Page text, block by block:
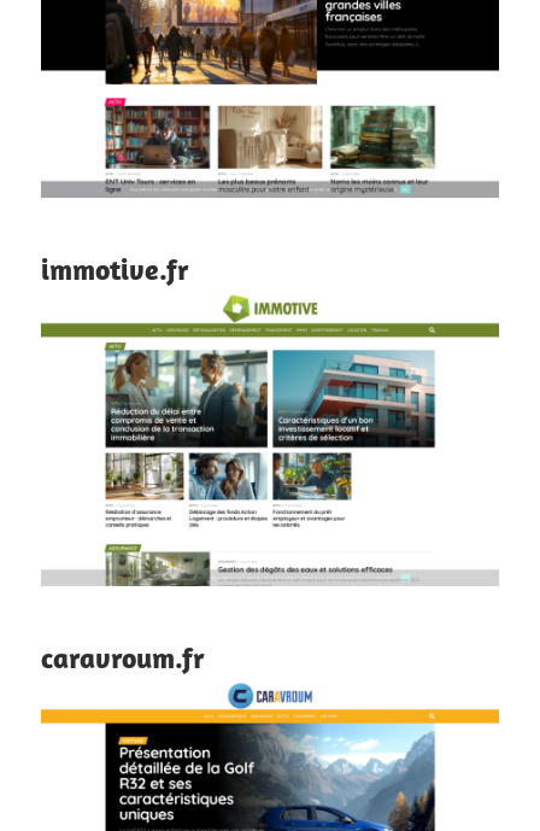
immotive.fr
caravroum.fr